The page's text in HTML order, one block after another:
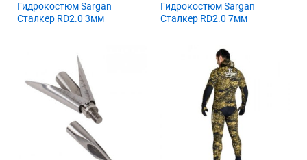
Гидрокостюм Sargan
Сталкер RD2.0 3мм
Гидрокостюм Sargan
Сталкер RD2.0 7мм